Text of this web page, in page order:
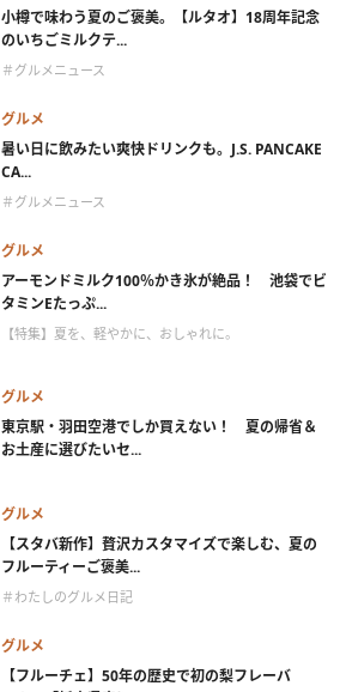
小樽で味わう夏のご褒美。【ルタオ】18周年記念
のいちごミルクテ...
＃グルメニュース
グルメ
暑い日に飲みたい爽快ドリンクも。J.S. PANCAKE
CA...
＃グルメニュース
グルメ
アーモンドミルク100％かき氷が絶品！ 池袋でビ
タミンEたっぷ...
【特集】夏を、軽やかに、おしゃれに。
グルメ
東京駅・羽田空港でしか買えない！ 夏の帰省＆
お土産に選びたいセ...
グルメ
【スタバ新作】贅沢カスタマイズで楽しむ、夏の
フルーティーご褒美...
＃わたしのグルメ日記
グルメ
【フルーチェ】50年の歴史で初の梨フレーバ